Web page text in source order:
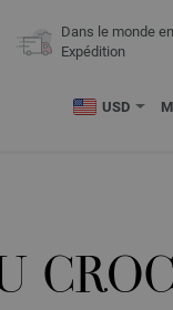
Dans le monde
Expédition
USD